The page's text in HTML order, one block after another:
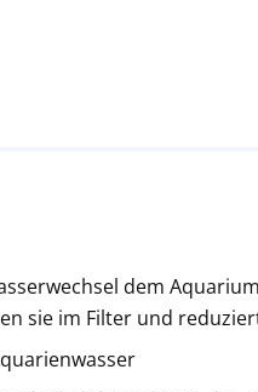
dem
sie im Filter und